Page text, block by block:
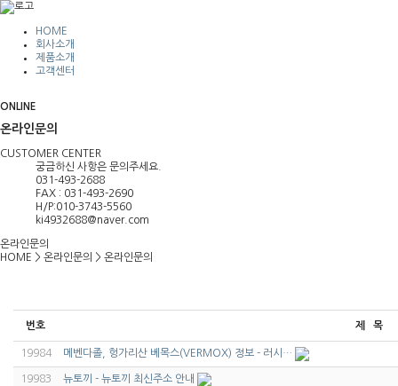
HOME
회사소개
제품소개
고객센터
ONLINE
온라인문의
CUSTOMER CENTER
궁금하신 사항은 문의주세요.
031-493-2688
FAX : 031-493-2690
H/P:010-3743-5560
ki4932688@naver.com
온라인문의
HOME > 온라인문의 > 온라인문의
번호 제 목
19984 메벤다졸, 헝가리산 베목스(VERMOX) 정보 - 러시…
19983 뉴토끼 - 뉴토끼 최신주소 안내